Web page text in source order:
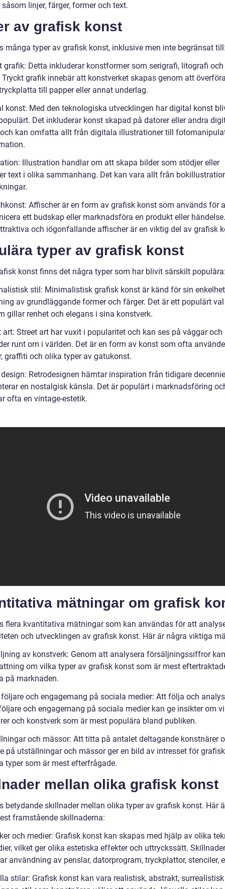
linjer, färger, former och text.
av grafisk konst
många typer av grafisk konst, inklusive men inte begränsat
grafik: Detta inkluderar konstformer som serigrafi, litografi och
grafik innebär att konstverket skapas genom att
till papper eller annat underlag.
konst: Med den teknologiska utvecklingen har digital konst
Det inkluderar konst skapad på datorer eller andra
kan omfatta allt från digitala illustrationer till
Illustration handlar om att skapa bilder som stödjer eller
text i olika sammanhang. Det kan vara allt från
Affischer är en form av grafisk konst som används för
ett budskap eller marknadsföra en produkt eller
och iögonfallande affischer är en viktig del av grafisk
typer av grafisk konst
konst finns det några typer som har blivit särskilt
stil: Minimalistisk grafisk konst är känd för sin
av grundläggande former och färger. Det är ett populärt
gillar renhet och elegans i sina konstverk.
art: Street art har vuxit i popularitet och kan ses på väggar och
runt om i världen. Det är en form av konst som ofta
graffiti och olika typer av gatukonst.
design: Retrodesignen hämtar inspiration från tidigare
en nostalgisk känsla. Det är populärt i marknadsföring
ofta en vintage-estetik.
mätningar om grafisk
flera kvantitativa mätningar som kan användas för att
och utvecklingen av grafisk konst. Här är några viktiga
av konstverk: Genom att analysera försäljningssiffror
om vilka typer av grafisk konst som är mest
på marknaden.
och engagemang på sociala medier: Att följa och
och engagemang på sociala medier kan ge insikter om
och konstverk som är mest populära bland publiken.
och mässor: Att titta på antalet deltagande konstnärer
på utställningar och mässor ger en bild av intresset för
typer som är mest efterfrågade.
mellan olika grafisk konst
betydande skillnader mellan olika typer av grafisk konst. Här
framstående skillnaderna:
och medier: Grafisk konst kan skapas med hjälp av olika
vilket ger olika estetiska effekter och uttryckssätt.
användning av penslar, datorprogram, tryckplattor, stenciler,
stilar: Grafisk konst kan vara realistisk, abstrakt,